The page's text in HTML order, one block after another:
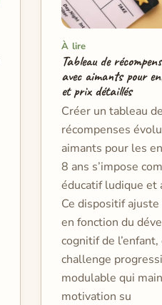
À lire
Tableau de
avec aimants pour
et prix détaillés
Créer un tableau de
récompenses
aimants pour les
8 ans s’impose
éducatif ludique et
Ce dispositif
en fonction du
cognitif de
challenge
modulable qui
motivation su